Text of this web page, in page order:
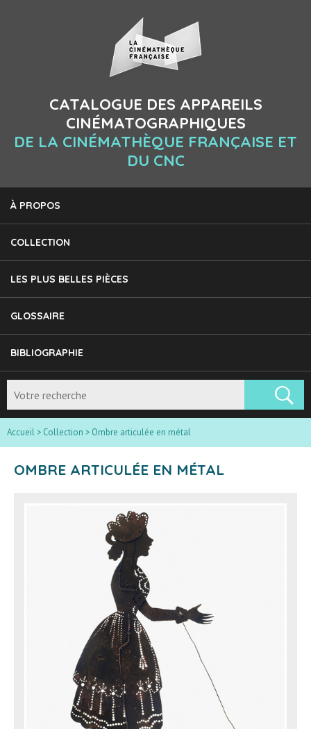
CATALOGUE DES APPAREILS
CINÉMATOGRAPHIQUES
DE LA CINÉMATHÈQUE FRANÇAISE ET
DU CNC
À PROPOS
COLLECTION
LES PLUS BELLES PIÈCES
GLOSSAIRE
BIBLIOGRAPHIE
Accueil > Collection > Ombre articulée en métal
OMBRE ARTICULÉE EN MÉTAL